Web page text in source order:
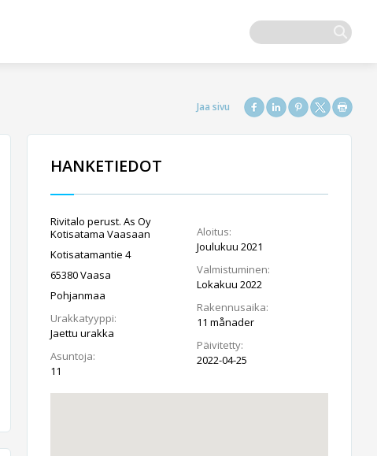
HANKETIEDOT
Rivitalo perust. As Oy
Kotisatama Vaasaan
Kotisatamantie 4
65380 Vaasa
Pohjanmaa
Urakkatyyppi:
Jaettu urakka
Asuntoja:
11
Aloitus:
Joulukuu 2021
Valmistuminen:
Lokakuu 2022
Rakennusaika:
11 månader
Päivitetty:
2022-04-25